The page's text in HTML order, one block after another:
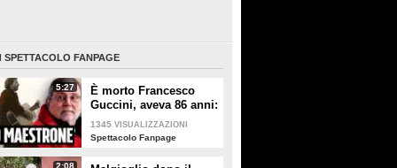
SPETTACOLO FANPAGE
5:27
È morto Francesco
Guccini, aveva 86 anni:
è stato uno dei
cantautori più
1345 VISUALIZZAZIONI
Spettacolo Fanpage
2:08